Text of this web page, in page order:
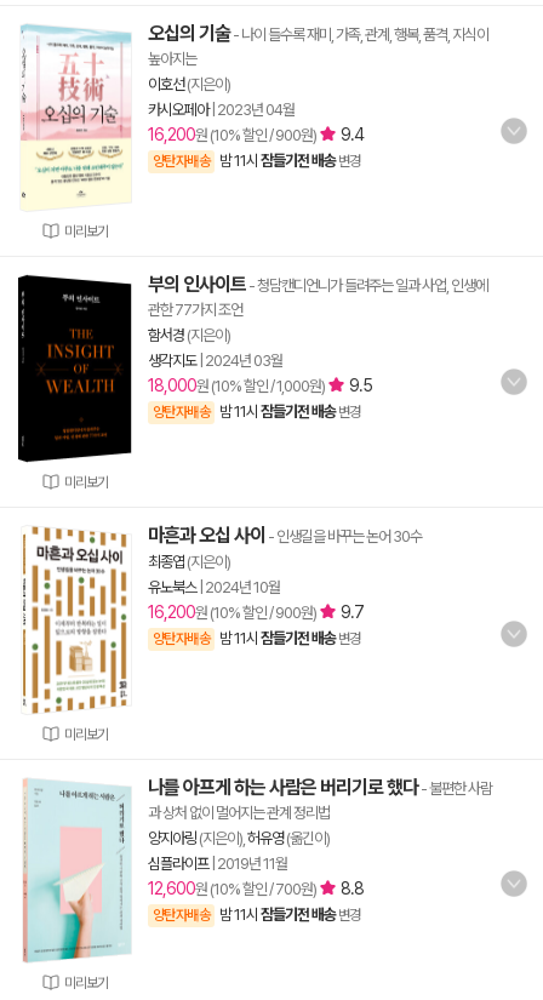
미리보기
오십의 기술- 나이 들수록 재미, 가족, 관계, 행복, 품격, 지식이
높아지는
이호선(지은이)
카시오페아| 2023년 04월
16,200원 (10% 할인 / 900원) 9.4
양탄자배송 밤 11시 잠들기전 배송 변경
미리보기
부의 인사이트 - 청담캔디언니가 들려주는 일과 사업, 인생에
관한 77가지 조언
함서경 (지은이)
생각지도| 2024년 03월
18,000원 (10% 할인 / 1,000원) 9.5
양탄자배송 밤 11시 잠들기전 배송 변경
미리보기
마흔과 오십 사이 - 인생길을 바꾸는 논어 30수
최종엽 (지은이)
유노북스| 2024년 10월
16,200원 (10% 할인 / 900원) 9.7
양탄자배송 밤 11시 잠들기전 배송 변경
미리보기
나를 아프게 하는 사람은 버리기로 했다- 불편한 사람
과 상처 없이 멀어지는 관계 정리법
양지아링 (지은이), 허유영(옮긴이)
심플라이프| 2019년 11월
12,600원 (10% 할인 / 700원) 8.8
양탄자배송 밤 11시 잠들기전 배송 변경